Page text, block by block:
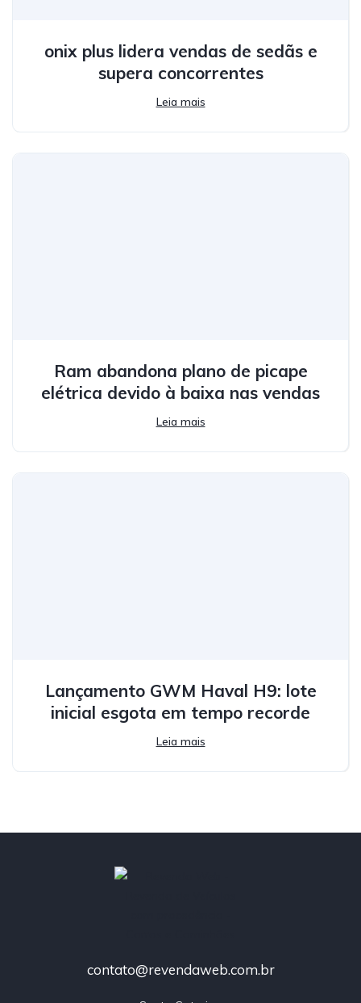
onix plus lidera vendas de sedãs e
supera concorrentes
Leia mais
Ram abandona plano de picape
elétrica devido à baixa nas vendas
Leia mais
Lançamento GWM Haval H9: lote
inicial esgota em tempo recorde
Leia mais
contato@revendaweb.com.br